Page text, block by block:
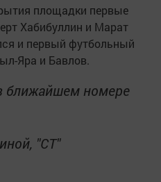
площадки первые
Хабибуллин и Марат
и первый футбольный
Яра и Бавлов.
ближайшем номере
"СТ"